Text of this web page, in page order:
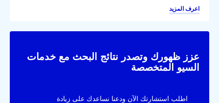
اعرف المزيد
عزز ظهورك وتصدر نتائج البحث مع خدمات
السيو المتخصصة
اطلب استشارتك الآن ودعنا نساعدك على زيادة